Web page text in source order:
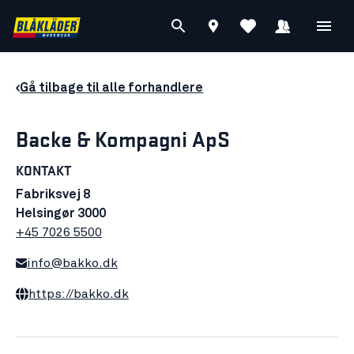
Gå tilbage til alle forhandlere
Backe & Kompagni ApS
KONTAKT
Fabriksvej 8
Helsingør 3000
+45 7026 5500
info@bakko.dk
https://bakko.dk